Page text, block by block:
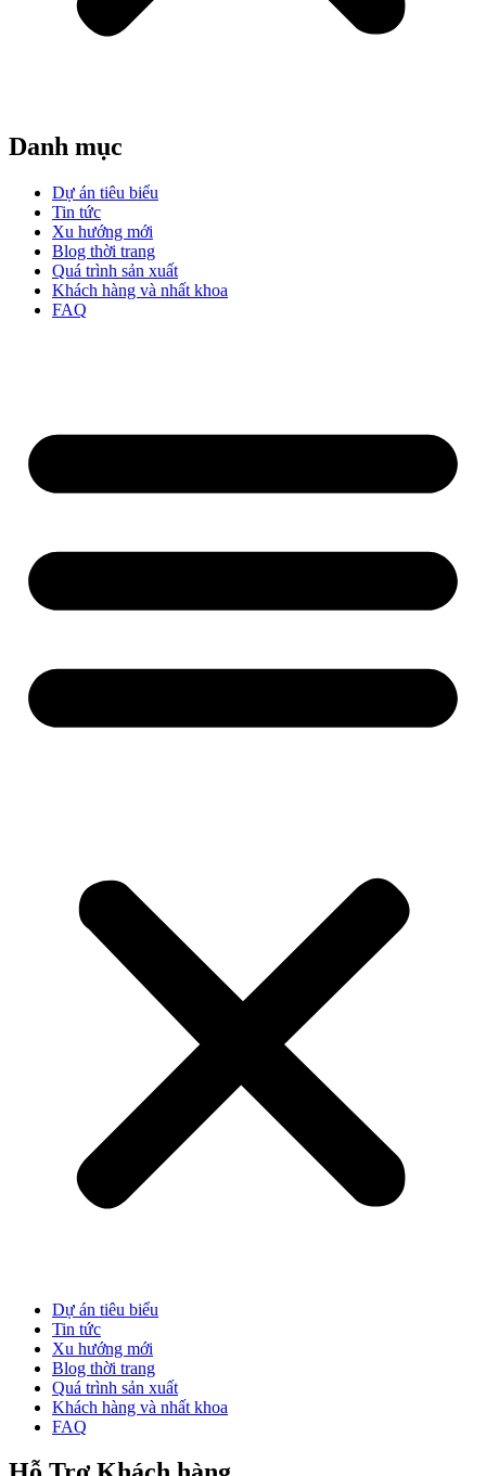
Danh mục
Dự án tiêu biểu
Tin tức
Xu hướng mới
Blog thời trang
Quá trình sản xuất
Khách hàng và nhất khoa
FAQ
Dự án tiêu biểu
Tin tức
Xu hướng mới
Blog thời trang
Quá trình sản xuất
Khách hàng và nhất khoa
FAQ